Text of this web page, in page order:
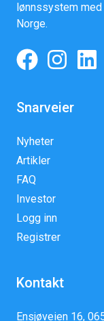
lønnssystem
Norge.
Snarveier
Nyheter
Artikler
FAQ
Investor
Logg inn
Registrer
Kontakt
Ensjøveien 16,